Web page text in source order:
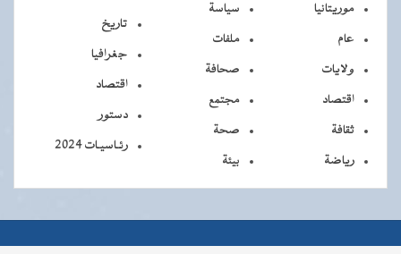
موريتانيا
عام
ولايات
اقتصاد
ثقافة
رياضة
سياسة
ملفات
صحافة
مجتمع
صحة
بيئة
تاريخ
جغرافيا
اقتصاد
دستور
رئـاسيـات 2024